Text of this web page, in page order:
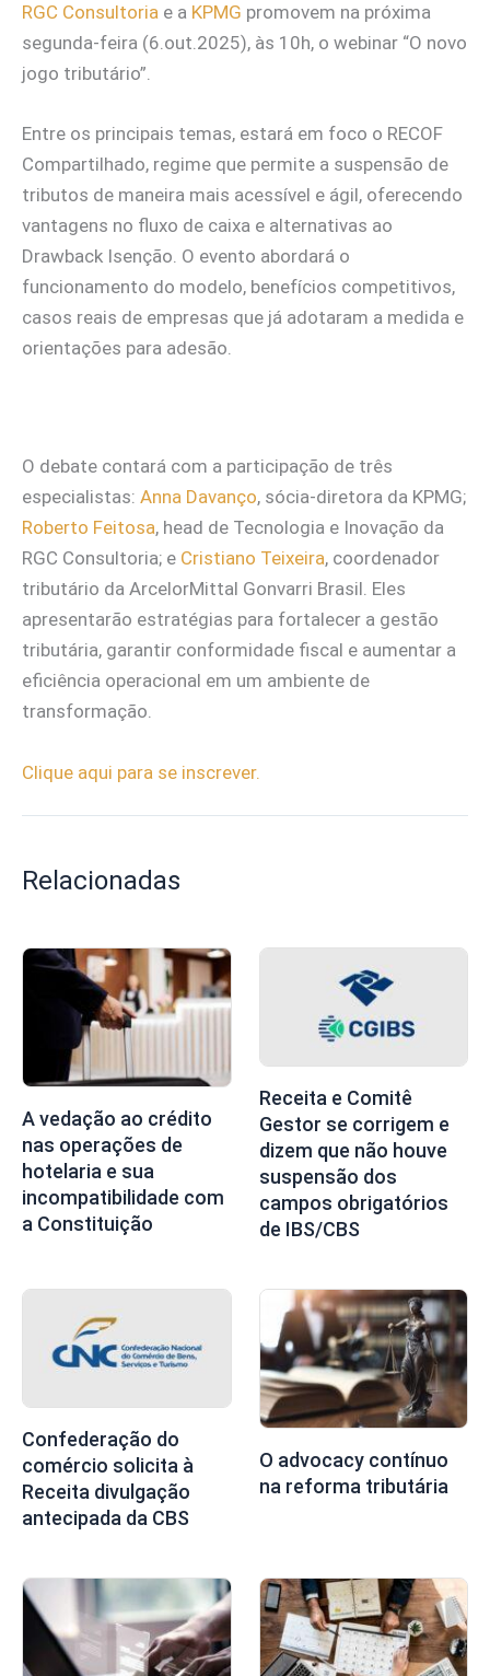
RGC Consultoria e a KPMG promovem na próxima
segunda-feira (6.out.2025), às 10h, o webinar “O novo
jogo tributário”.
Entre os principais temas, estará em foco o RECOF
Compartilhado, regime que permite a suspensão de
tributos de maneira mais acessível e ágil, oferecendo
vantagens no fluxo de caixa e alternativas ao
Drawback Isenção. O evento abordará o
funcionamento do modelo, benefícios competitivos,
casos reais de empresas que já adotaram a medida e
orientações para adesão.
O debate contará com a participação de três
especialistas: Anna Davanço, sócia-diretora da KPMG;
Roberto Feitosa, head de Tecnologia e Inovação da
RGC Consultoria; e Cristiano Teixeira, coordenador
tributário da ArcelorMittal Gonvarri Brasil. Eles
apresentarão estratégias para fortalecer a gestão
tributária, garantir conformidade fiscal e aumentar a
eficiência operacional em um ambiente de
transformação.
Clique aqui para se inscrever.
Relacionadas
A vedação ao crédito
nas operações de
hotelaria e sua
incompatibilidade com
a Constituição
Receita e Comitê
Gestor se corrigem e
dizem que não houve
suspensão dos
campos obrigatórios
de IBS/CBS
Confederação do
comércio solicita à
Receita divulgação
antecipada da CBS
O advocacy contínuo
na reforma tributária